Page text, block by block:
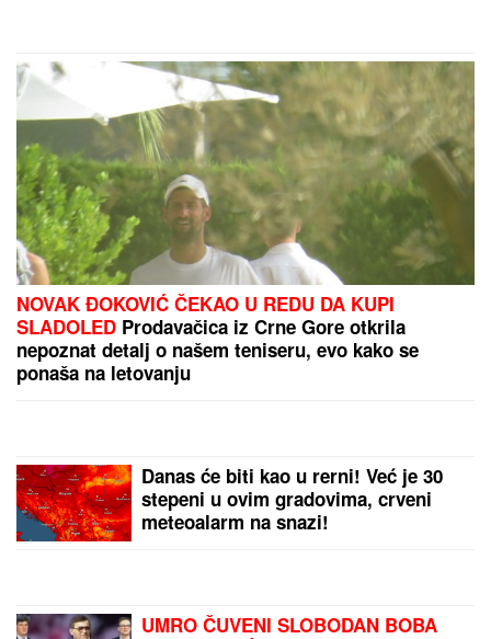
(VIDEO) ŠOK OBRT NAKON BURNOG SUSRETA SA
MILICOM NA ADI BOJANITerza video Barbaru! Dva
puta pričali, a onda ga pozvala: "Upisaću se kao
otac"